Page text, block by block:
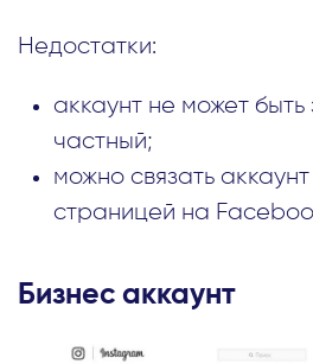
Недостатки:
аккаунт не может быть
частный;
можно связать
страницей на
Бизнес аккаунт